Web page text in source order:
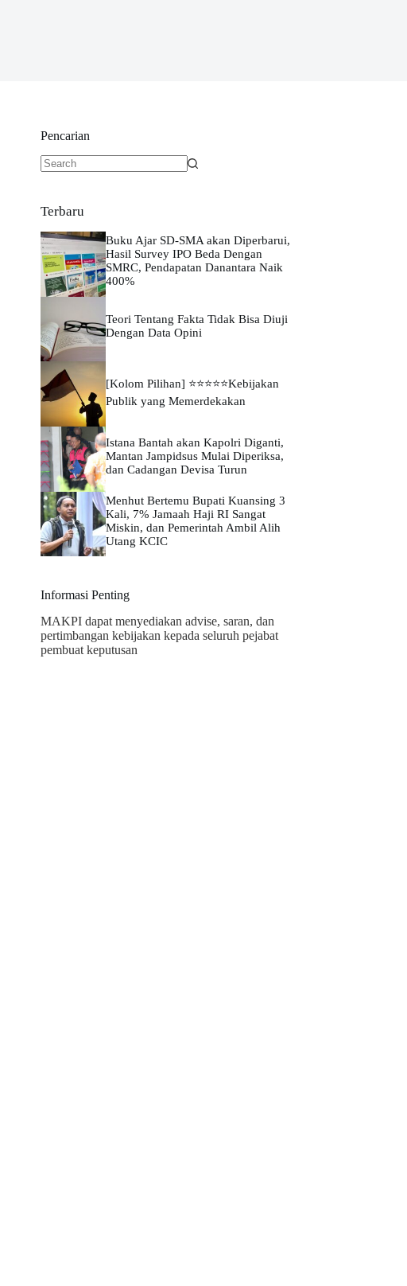
Pencarian
Terbaru
Buku Ajar SD-SMA akan Diperbarui,
Hasil Survey IPO Beda Dengan
SMRC, Pendapatan Danantara Naik
400%
Teori Tentang Fakta Tidak Bisa Diuji
Dengan Data Opini
[Kolom Pilihan] ⭐⭐⭐⭐⭐Kebijakan
Publik yang Memerdekakan
Istana Bantah akan Kapolri Diganti,
Mantan Jampidsus Mulai Diperiksa,
dan Cadangan Devisa Turun
Menhut Bertemu Bupati Kuansing 3
Kali, 7% Jamaah Haji RI Sangat
Miskin, dan Pemerintah Ambil Alih
Utang KCIC
Informasi Penting
MAKPI dapat menyediakan advise, saran, dan
pertimbangan kebijakan kepada seluruh pejabat
pembuat keputusan